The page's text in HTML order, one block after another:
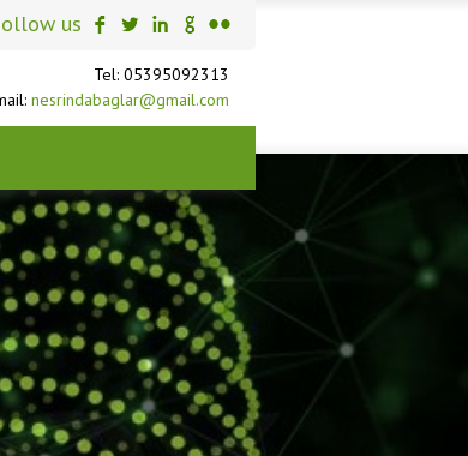
us
Tel: 05395092313
nesrindabaglar@gmail.com